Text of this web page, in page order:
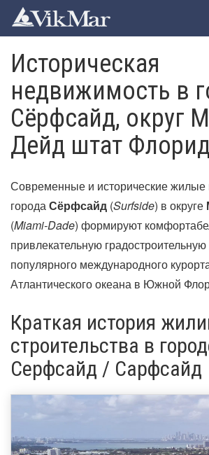
Перейти
Историческая
недвижимость в
Сёрфсайд, округ
Дейд штат
Современные и исторические жилые
городаСёрфсайд (Surfside) в округе
(Miami-Dade) формируют
привлекательную градостроительную
популярного международного
Атлантического океана в Южной
Краткая история
строительства в
Серфсайд / Сарфсайд